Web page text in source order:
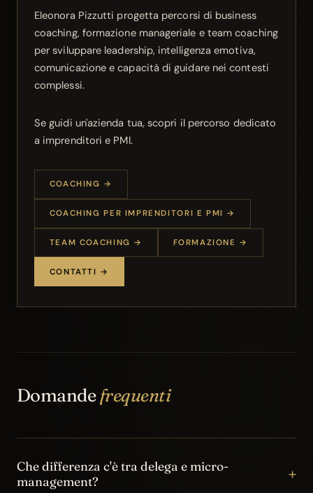
Eleonora Pizzutti progetta percorsi di business
coaching, formazione manageriale e team coaching
per sviluppare leadership, intelligenza emotiva,
comunicazione e capacità di guidare nei contesti
complessi.
Se guidi un'azienda tua, scopri il percorso dedicato
a imprenditori e PMI.
COACHING →
COACHING PER IMPRENDITORI E PMI →
TEAM COACHING → FORMAZIONE →
CONTATTI →
Domandefrequenti
Che differenza c'è tra delega e micro-
management?
+